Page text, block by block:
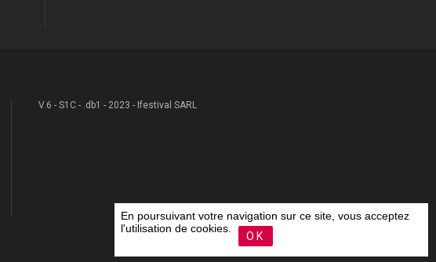
V.6 - S1C - .db1 - 2023 - Ifestival SARL
En poursuivant votre navigation sur ce site, vous acceptez
l'utilisation de cookies.
OK